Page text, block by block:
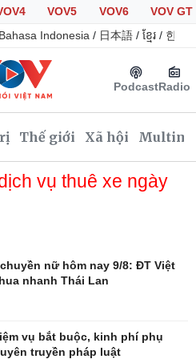
VOV5 VOV6
VOV GT
Bahasa Indonesia / 日本語 / ខ្មែរ / 한국
PodcastRadio
Thế giới Xã hội
Giáo dục
Dự báo thời tiết
Biển đảo
vụ thuê xe ngày
nữ hôm nay 9/8: ĐT Việt
nhanh Thái Lan
vụ bắt buộc, kinh phí phụ
truyền pháp luật